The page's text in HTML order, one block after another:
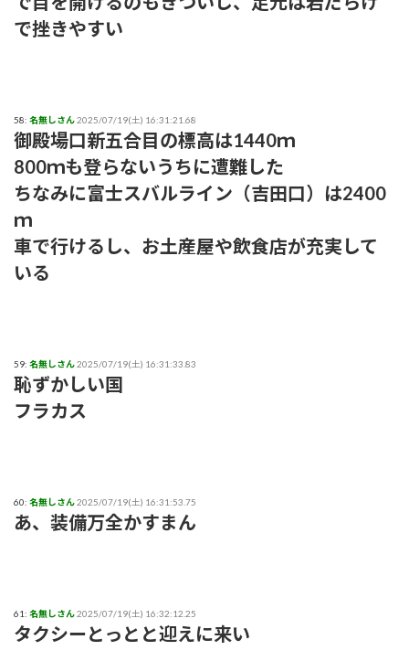
で挫きやすい
58: 名無しさん2025/07/19(土) 16:31:21.68
御殿場口新五合目の標高は1440ｍ
800ｍも登らないうちに遭難した
ちなみに富士スバルライン（吉田口）は2400
ｍ
車で行けるし、お土産屋や飲食店が充実して
いる
59: 名無しさん2025/07/19(土) 16:31:33.83
恥ずかしい国
フラカス
60: 名無しさん2025/07/19(土) 16:31:53.75
あ、装備万全かすまん
61: 名無しさん2025/07/19(土) 16:32:12.25
タクシーとっとと迎えに来い